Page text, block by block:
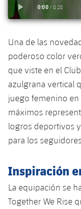
La Masia
Servicios
Accesibilidad
Acreditaciones
SUB8 A
Fotos
Historia
Palmarés
Fotos
Cadete B
Infantil B
Calendario
Resultados
Fotos
Historia
Actualidad
Resultados
Jugadores
Base
Actualidad
Cadete
Infantil
Alevín
Campus
PLUSICON
MÁS
Primer equipo
plusicon
más
Actualidad
Calendario
Entradas
Resultados
Barça Atlètic
plusicon
más
Actualidad
Calendario
Resultados
Base
Actualidad
Barça C
Campus
Una de las
poderoso color
que viste en el
azulgrana vertical
juego femenino en
máximos
logros deportivos
para los
Inspiración
La equipación se
Together We Rise